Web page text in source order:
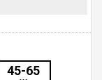
45-65